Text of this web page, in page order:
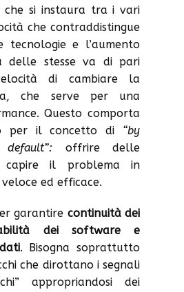
che si instaura tra i vari
che contraddistingue
e l’aumento
delle stesse va di pari
di cambiare la
che serve per una
Questo comporta
per il concetto di “by
offrire delle
capire il problema in
ed efficace.
garantire continuità dei
dei software e
. Bisogna soprattutto
che dirottano i segnali
appropriandosi dei